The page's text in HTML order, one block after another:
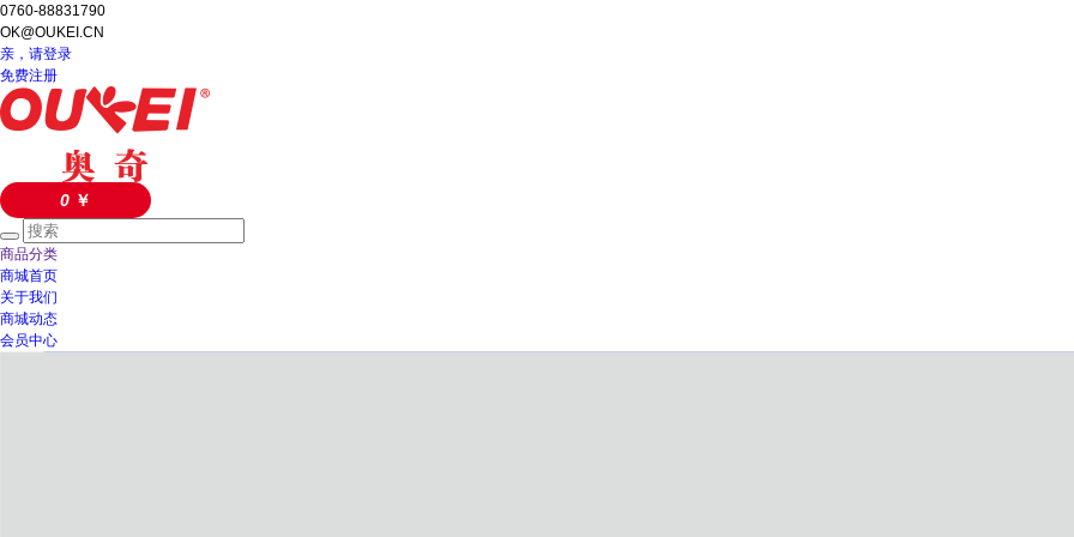
0760-88831790
OK@OUKEI.CN
亲，请登录
免费注册
0 ￥
商品分类
商城首页
关于我们
商城动态
会员中心